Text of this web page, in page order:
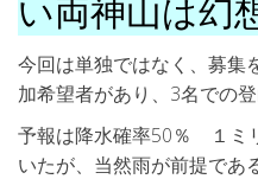
い両神山は幻
今回は単独ではなく、募集
加希望者があり、3名での登
予報は降水確率50％ １ミ
いたが、当然雨が前提であ